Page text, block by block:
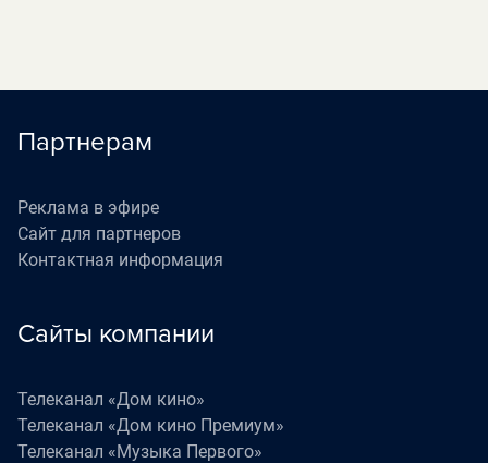
Партнерам
Реклама в эфире
Сайт для партнеров
Контактная информация
Сайты компании
Телеканал «Дом кино»
Телеканал «Дом кино Премиум»
Телеканал «Музыка Первого»